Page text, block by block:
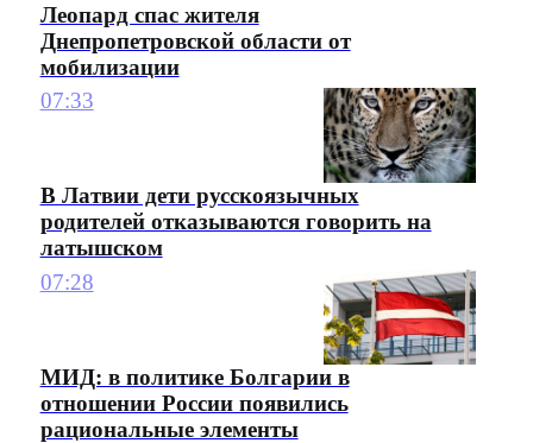
Леопард спас жителя
Днепропетровской области от
мобилизации
07:33
В Латвии дети русскоязычных
родителей отказываются говорить на
латышском
07:28
МИД: в политике Болгарии в
отношении России появились
рациональные элементы